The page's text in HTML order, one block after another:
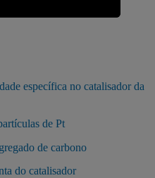
específica no catalisador da
de Pt
de carbono
do catalisador